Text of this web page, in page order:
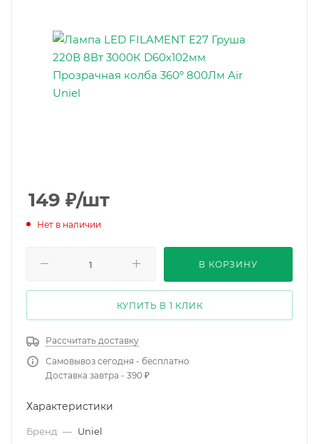
149 ₽/шт
Нет в наличии
В КОРЗИНУ
КУПИТЬ В 1 КЛИК
Рассчитать доставку
Самовывоз сегодня - бесплатно
Доставка завтра - 390 ₽
Характеристики
Бренд — Uniel